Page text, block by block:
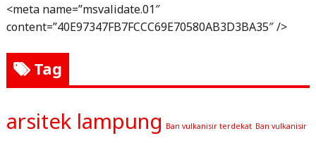
<meta name=”msvalidate.01″
content=”40E97347FB7FCCC69E70580AB3D3BA35″ />
Tag
arsitek lampung Ban vulkanisir terdekat Ban vulkanisir